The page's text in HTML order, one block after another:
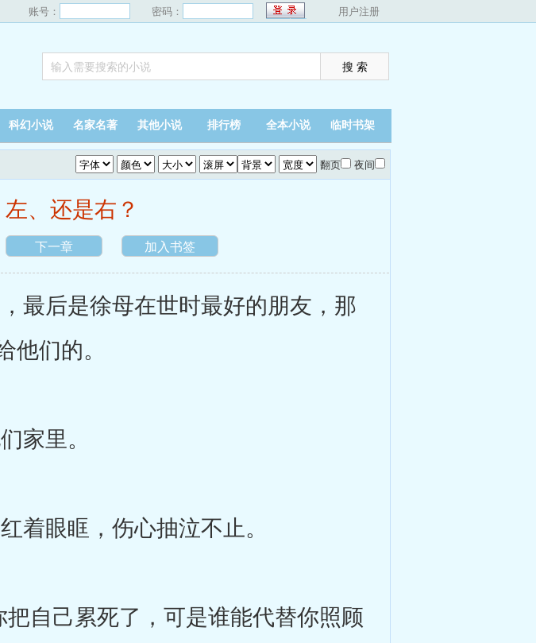
账号： 密码： 用户注册
科幻小说 名家名著 其他小说 排行榜 全本小说 临时书架
翻页 夜间
、还是右？
下一章 加入书签
后是徐母在世时最好的朋友，那
们的。
里。
眼眶，伤心抽泣不止。
自己累死了，可是谁能代替你照顾